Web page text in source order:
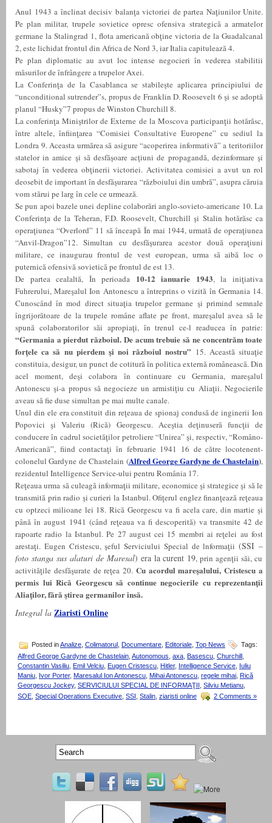
Anul 1943 a înclinat decisiv balanţa victoriei de partea Naţiunilor Unite.
Pe plan militar, trupele sovietice opresc ofensiva strategică a armatelor
germane la Stalingrad 1, flota americană obţine victoria de la Guadalcanal
2, este lichidat frontul din Africa de Nord 3, iar Italia capitulează 4.
Pe plan diplomatic au avut loc intense negocieri în vederea stabilitii
măsurilor de înfrângere a trupelor Axei.
La Conferinţa de la Casablanca se stabileşte aplicarea principiului de
“unconditional sutrender”s, propus de Franklin D. Roosevelt 6 şi se adoptă
planul “Husky”7 propus de Winston Churchill 8.
La conferinţa Miniştrilor de Externe de la Moscova participanţii hotărăsc,
între altele, înfiinţarea “Comisiei Consultative Europene” cu sediul la
Londra 9. Aceasta urmărea să asigure “acoperirea informativă” a teritoriilor
statelor in amice şi să desfăşoare acţiuni de propagandă, dezinformare şi
sabotaj în vederea obţinerii victoriei. Activitatea comisiei a avut un rol
deosebit de important în desfăşurarea “războiului din umbră”, asupra căruia
vom stărui pe larg în cele ce urmează.
Se pun apoi bazele unei depline colaborări anglo-sovieto-americane 10. La
Conferinţa de la Teheran, F.D. Roosevelt, Churchill şi Stalin hotărăsc ca
operaţiunea “Overlord” 11 să înceapă În mai 1944, urmată de operaţiunea
“Anvil-Dragon”12. Simultan cu desfăşurarea acestor două operaţiuni
militare, ce inaugurau frontul de vest european, urma să aibă loc o
puternică ofensivă sovietică pe frontul de est 13.
De partea cealaltă, În perioada 10-12 ianuarie 1943, la iniţiativa
Fuhrerului, Mareşalul Ion Antonescu a întreprins o vizită în Germania 14.
Cunoscând în mod direct situaţia trupelor germane şi primind semnale
îngrijorătoare de la trupele române aflate pe front, mareşalul avea să le
spună colaboratorilor săi apropiaţi, în trenul ce-l readucea în patrie:
“Germania a pierdut războiul. De acum trebuie să ne concentrăm toate
forţele ca să nu pierdem şi noi războiul nostru” 15.Această situaţie
constituia, desigur, un punct de cotitură în politica externă românească. Din
acel moment, deşi colabora în continuare cu Germania, mareşalul
Antonescu şi-a propus să negocieze un armistiţiu cu Aliaţii. Negocierile
aveau să fie duse simultan pe mai multe canale.
Unul din ele era constituit din reţeaua de spionaj condusă de inginerii Ion
Popovici şi Valeriu (Rică) Georgescu. Aceştia deţinuseră funcţii de
conducere în cadrul societăţilor petroliere “Unirea” şi, respectiv, “Româno-
Americană”, fiind contactaţi în februarie 1941 16 de către locotenent-
colonelul Gardyne de Chastelain (Alfred George Gardyne de Chastelain),
rezidentul Intelligence Service-ului pentru România 17.
Reţeaua urma să culeagă informaţii militare, economice şi strategice şi să le
transmită prin radio şi curieri la Istanbul. Ofiţerul englez finanţează reţeaua
cu optzeci milioane lei 18. Rică Georgescu va fi acela care, din martie şi
până în august 1941 (când reţeaua va fi descoperită) va transmite 42 de
rapoarte radio la Istanbul. Pe 27 august cei 15 membri ai reţelei au fost
arestaţi. Eugen Cristescu, şeful Serviciului Special de lnformaţii(SSI –
foto stanga sus alaturi de Maresal) era la curent 19, prin agenţii săi, cu
activităţile desfăşurate de reţea 20. Cu acordul mareşalului, Cristescu a
permis lui Rică Georgescu să continue negocierile cu reprezentanţii
Aliaţilor, fără ştirea germanilor insă.
Integral la Ziaristi Online
Posted inAnalize Colimatorul Documentare Editoriale Top News
Tags:
Alfred George Gardyne de Chastelain Autonomous axa Basescu Churchill
Constantin Vasiliu
Emil Velciu Eugen Cristescu Hitler, Intelligence Service
Iuliu
Maniu
Ivor Porter, Maresalul Ion Antonescu Mihai Antonescu regele mihai
Rică
Georgescu Jockey, SERVICIULUI SPECIAL DE INFORMAŢII Silviu Metianu
SOE Special Operations Executive SSI Stalin ziaristi online 2 Comments »